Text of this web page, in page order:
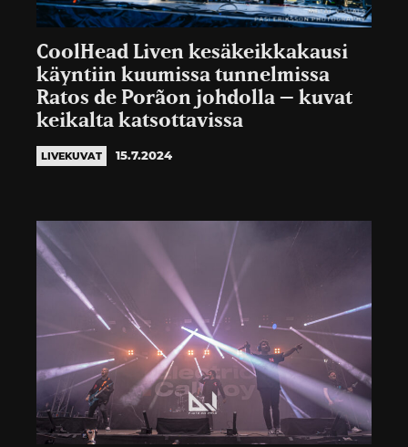
CoolHead Liven kesäkeikkakausi
käyntiin kuumissa tunnelmissa
Ratos de Porãon johdolla – kuvat
keikalta katsottavissa
LIVEKUVAT 15.7.2024